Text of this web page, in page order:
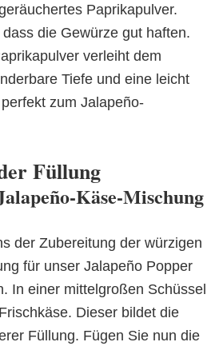
Paprikapulver.
die Gewürze gut haften.
verleiht dem
Tiefe und eine leicht
zum Jalapeño-
Füllung
Käse-Mischung
der Zubereitung der würzigen
für unser Jalapeño Popper
In einer mittelgroßen Schüssel
Dieser bildet die
Füllung. Fügen Sie nun die